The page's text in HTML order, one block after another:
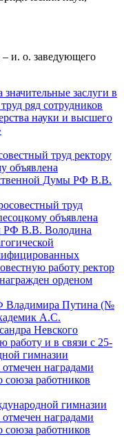
– и. о. заведующего
труд
объявлена
РФ В.В. Володина
Владимира Путина (№
А.С.
Невского
гимназии
наградами
работников